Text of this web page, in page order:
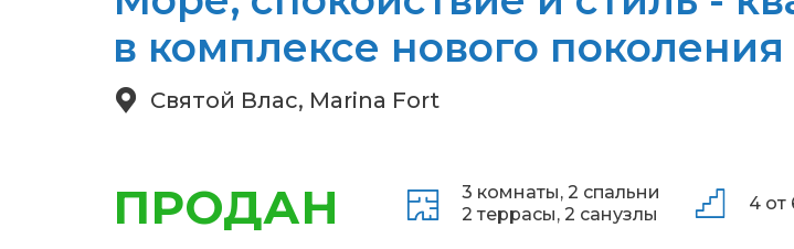
в комплексе нового поколения
Святой Влас, Marina Fort
ПРОДАН 3 комнаты, 2 спальни
2 террасы, 2 санузлы
4 от